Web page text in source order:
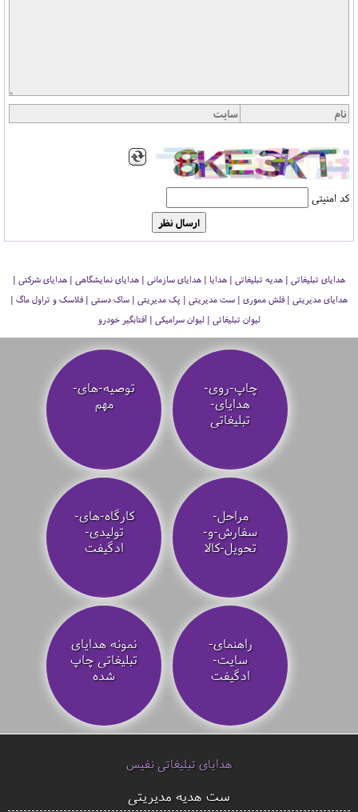
کد امنیتی
هدایای تبلیغاتی | هدیه تبلیغاتی | هدایا | هدایای سازمانی | هدایای نمایشگاهی | هدایای شرکتی |
هدایای مدیریتی | فلش مموری | ست مدیریتی | پک مدیریتی | ساک دستی | فلاسک و تراول ماگ |
لیوان تبلیغاتی | لیوان سرامیکی | آفتابگیر خودرو
چاپ-روی-
هدایای-
تبلیغاتی
توصیه‌-های-
مهم
مراحل-
سفارش-و-
تحویل-کالا
کارگاه-های-
تولیدی-
ادگیفت
راهنمای-
سایت-
ادگیفت
نمونه هدایای
تبلیغاتی چاپ
شده
هدایای تبلیغاتی نفیس
ست هدیه مدیریتی